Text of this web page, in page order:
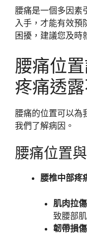
腰痛是一個多因素
入手，才能有效預
困擾，建議您及時
腰痛位
疼痛透
腰痛的位置可以為
我們了解病因。
腰痛位置
腰椎中部疼
肌肉拉傷
致腰部
韌帶損傷